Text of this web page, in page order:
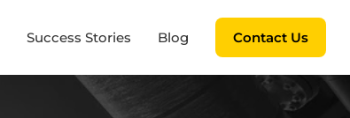
Contact Us
Success Stories Blog